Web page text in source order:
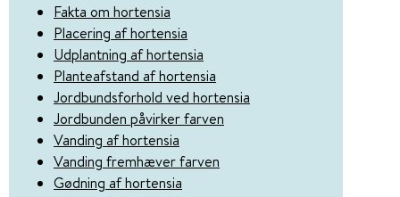
Fakta om hortensia
Placering af hortensia
Udplantning af hortensia
Planteafstand af hortensia
Jordbundsforhold ved hortensia
Jordbunden påvirker farven
Vanding af hortensia
Vanding fremhæver farven
Gødning af hortensia